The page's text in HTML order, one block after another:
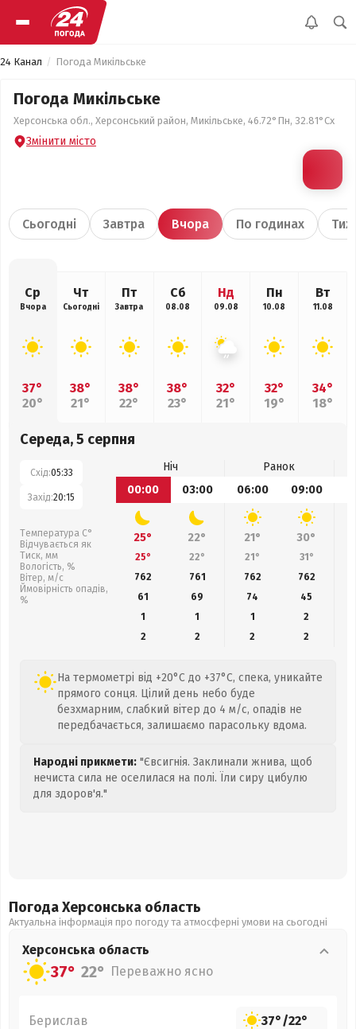
24 Канал Погода Микільське
Погода Микільське
Херсонська обл., Херсонський район, Микільське, 46.72°Пн, 32.81°Сх
Змінити місто
Сьогодні Завтра Вчора По годинах
Ср
Вчора
37°
20°
Чт
Сьогодні
38°
21°
Пт
Завтра
38°
22°
Сб
08.08
38°
23°
Нд
09.08
32°
21°
Пн
10.08
32°
19°
Вт
11.08
34°
18°
Середа, 5 серпня
Схід:05:33
Захід:20:15
Температура С°
Відчувається як
Тиск, мм
Вологість, %
Вітер, м/с
Ймовірність опадів,
%
Ніч
Ранок
00:00
03:00 06:00 09:00
25° 22° 21° 30°
25° 22° 21° 31°
762
761 762 762
61
69 74 45
1
1 1
2
2
2 2 2
На термометрі від +20°C до +37°C, спека, уникайте
прямого сонця. Цілий день небо буде
безхмарним, слабкий вітер до 4 м/с, опадів не
передбачається, залишаємо парасольку вдома.
Народні прикмети: "Євсигнія. Заклинали жнива, щоб
нечиста сила не оселилася на полі. Їли сиру цибулю
для здоров'я."
Погода Херсонська область
Актуальна інформація про погоду та атмосферні умови на сьогодні
Херсонська область
37° 22° Переважно ясно
Берислав 37°/22°